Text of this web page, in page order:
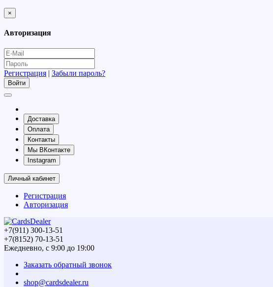
×
Авторизация
Регистрация | Забыли пароль?
Доставка
Оплата
Контакты
Мы ВКонтакте
Instagram
Личный кабинет
Регистрация
Авторизация
+7(911) 300-13-51
+7(8152) 70-13-51
Ежедневно, с 9:00 до 19:00
Заказать обратный звонок
shop@cardsdealer.ru